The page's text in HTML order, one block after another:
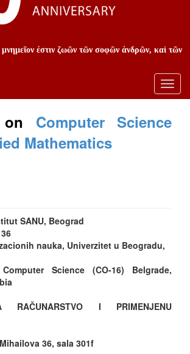
μνημεῖον ἐστιν ζωῶν τῶν σοφῶν ἀνδρῶν, καὶ τῶν
on Computer Science
Mathematics
SANU, Beograd
nauka, Univerzitet u Beogradu,
Science (CO-16) Belgrade,
RAČUNARSTVO I PRIMENJENU
36, sala 301f